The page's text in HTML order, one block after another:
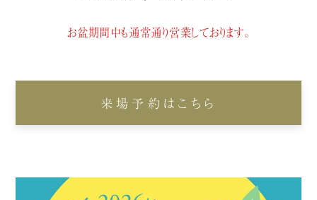
お盆期間中も通常通り営業しております。
来場予約はこちら